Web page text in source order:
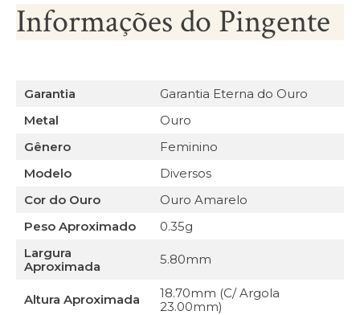
Informações do Pingente
Garantia
Garantia Eterna do Ouro
Metal
Ouro
Gênero
Feminino
Modelo
Diversos
Cor do Ouro
Ouro Amarelo
Peso Aproximado
0.35g
Largura
Aproximada
5.80mm
Altura Aproximada
18.70mm (C/ Argola
23.00mm)